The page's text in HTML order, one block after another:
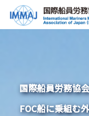
国際船員労務協会
FOC船に乗組む